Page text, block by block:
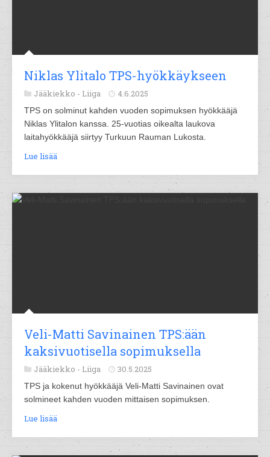
Niklas Ylitalo TPS-hyökkäykseen
Jääkiekko - Liiga 4.6.2025
TPS on solminut kahden vuoden sopimuksen hyökkääjä
Niklas Ylitalon kanssa. 25-vuotias oikealta laukova
laitahyökkääjä siirtyy Turkuun Rauman Lukosta.
Lue lisää
Veli-Matti Savinainen TPS:ään
kaksivuotisella sopimuksella
Jääkiekko - Liiga 30.5.2025
TPS ja kokenut hyökkääjä Veli-Matti Savinainen ovat
solmineet kahden vuoden mittaisen sopimuksen.
Lue lisää